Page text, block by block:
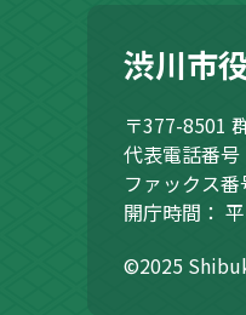
渋川市
〒377-8501
代表電話番
ファックス
開庁時間：
©2025